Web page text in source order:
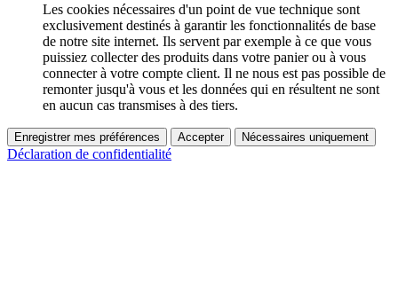
Les cookies nécessaires d'un point de vue technique sont
exclusivement destinés à garantir les fonctionnalités de base
de notre site internet. Ils servent par exemple à ce que vous
puissiez collecter des produits dans votre panier ou à vous
connecter à votre compte client. Il ne nous est pas possible de
remonter jusqu'à vous et les données qui en résultent ne sont
en aucun cas transmises à des tiers.
Enregistrer mes préférences Accepter Nécessaires uniquement
Déclaration de confidentialité